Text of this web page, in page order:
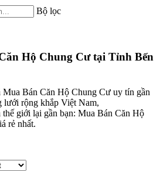
Bộ lọc
Hộ Chung Cư tại Tỉnh Bến
Mua Bán Căn Hộ Chung Cư uy tín gần
lưới rộng khắp Việt Nam,
giới lại gần bạn: Mua Bán Căn Hộ
rẻ nhất.